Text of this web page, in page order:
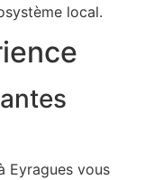
local.
Eyragues vous